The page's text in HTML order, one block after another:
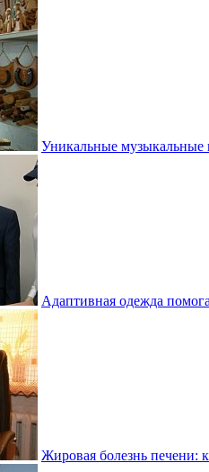
Уникальные музыкальные
Адаптивная одежда
Жировая болезнь печени: